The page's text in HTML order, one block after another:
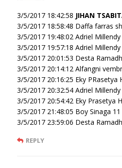
3/5/2017 18:42:58 JIHAN
3/5/2017 18:58:48 Daffa farras
3/5/2017 19:48:02 Adriel Millendy
3/5/2017 19:57:18 Adriel Millendy
3/5/2017 20:01:53 Desta
3/5/2017 20:14:12 Alfangni
3/5/2017 20:16:25 Eky PRasetya
3/5/2017 20:32:54 Adriel Millendy
3/5/2017 20:54:42 Eky Prasetya
3/5/2017 21:48:05 Boy Sinaga 11
3/5/2017 23:59:06 Desta
REPLY